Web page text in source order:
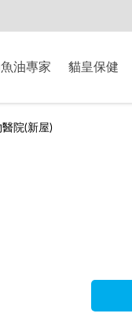
油專家 貓皇保健
院(新屋)